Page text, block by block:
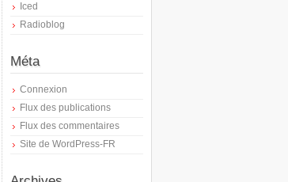
Iced
Radioblog
Méta
Connexion
Flux des publications
Flux des commentaires
Site de WordPress-FR